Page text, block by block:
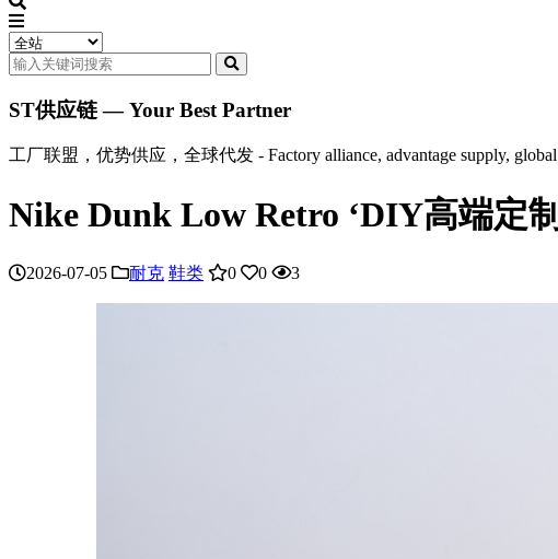
ST供应链 — Your Best Partner
工厂联盟，优势供应，全球代发 - Factory alliance, advantage supply, global
Nike Dunk Low Retro ‘DIY高端定
2026-07-05 耐克 鞋类 0 0 3